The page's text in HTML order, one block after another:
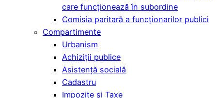
care funcționează în subordine
Comisia paritară a funcţionarilor publici
Compartimente
Urbanism
Achiziții publice
Asistență socială
Cadastru
Impozite și Taxe